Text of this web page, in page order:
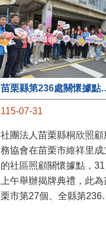
苗栗縣第236處關
115-07-31
社團法人苗栗縣桐欣照顧
務協會在苗栗市維祥里成
的社區照顧關懷據點，31
上午舉辦揭牌典禮，此為
栗市第27個、全縣第236